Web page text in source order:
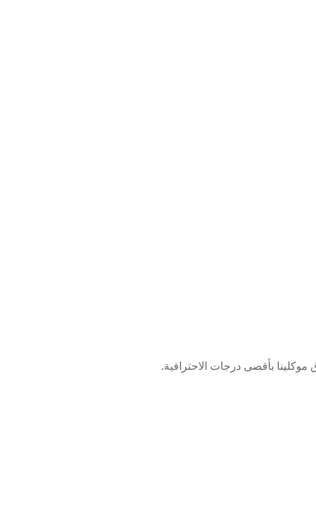
بأقصى درجات الاحترافية.